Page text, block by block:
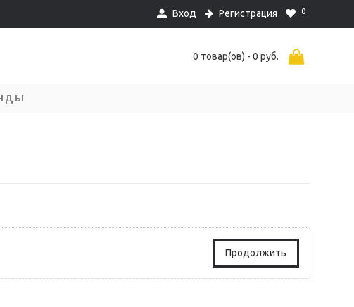
Вход Регистрация 0
0 товар(ов) - 0 руб.
Продолжить